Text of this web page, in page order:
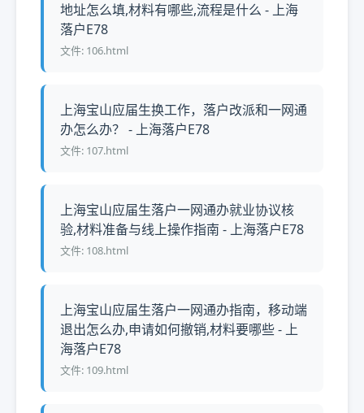
地址怎么填,材料有哪些,流程是什么 - 上海
落户E78
文件: 106.html
上海宝山应届生换工作，落户改派和一网通
办怎么办？ - 上海落户E78
文件: 107.html
上海宝山应届生落户一网通办就业协议核
验,材料准备与线上操作指南 - 上海落户E78
文件: 108.html
上海宝山应届生落户一网通办指南，移动端
退出怎么办,申请如何撤销,材料要哪些 - 上
海落户E78
文件: 109.html